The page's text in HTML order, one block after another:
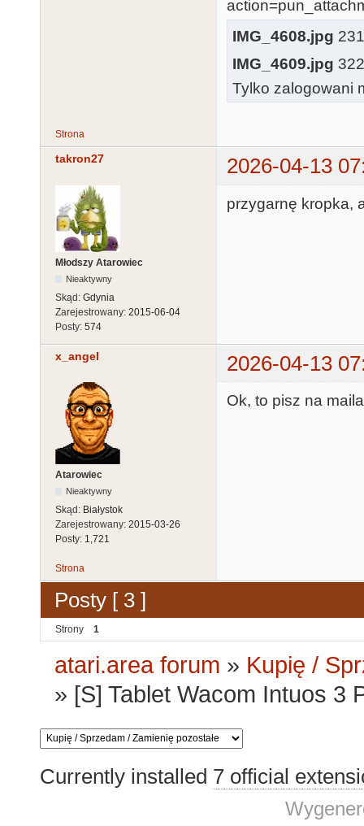
IMG_4608.jpg
IMG_4609.jpg
Tylko zalogowani
Strona
takron27 2026-04-13
Młodszy Atarowiec
Nieaktywny
Skąd: Gdynia
Zarejestrowany: 2015-06-04
Posty: 574
przygarnę kropka,
x_angel 2026-04-13
Atarowiec
Nieaktywny
Skąd: Białystok
Zarejestrowany: 2015-03-26
Posty: 1,721
Ok, to pisz na
Strona
Posty [ 3 ]
Strony 1
atari.area forum » Kupię /
» [S] Tablet Wacom Intuos 3
Currently installed 7 official